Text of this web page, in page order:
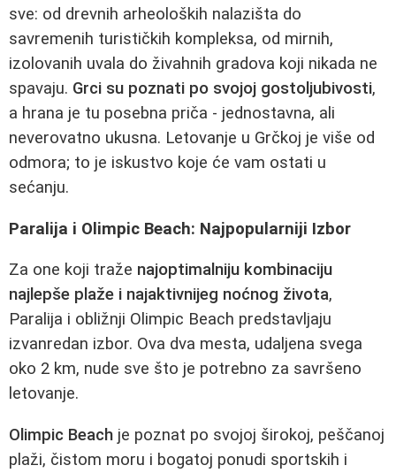
sve: od drevnih arheoloških nalazišta do
savremenih turističkih kompleksa, od mirnih,
izolovanih uvala do živahnih gradova koji nikada ne
spavaju. Grci su poznati po svojoj gostoljubivosti,
a hrana je tu posebna priča - jednostavna, ali
neverovatno ukusna. Letovanje u Grčkoj je više od
odmora; to je iskustvo koje će vam ostati u
sećanju.
Paralija i Olimpic Beach: Najpopularniji Izbor
Za one koji traže najoptimalniju kombinaciju
najlepše plaže i najaktivnijeg noćnog života,
Paralija i obližnji Olimpic Beach predstavljaju
izvanredan izbor. Ova dva mesta, udaljena svega
oko 2 km, nude sve što je potrebno za savršeno
letovanje.
Olimpic Beach je poznat po svojoj širokoj, peščanoj
plaži, čistom moru i bogatoj ponudi sportskih i